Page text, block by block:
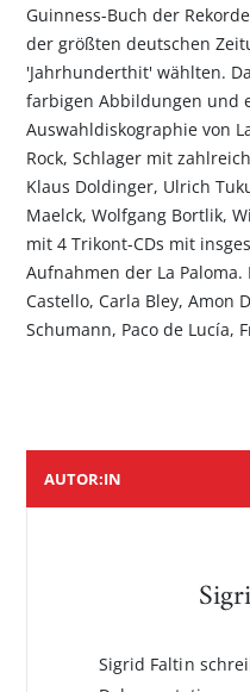
Guinness-Buch der
der größten deutschen
'Jahrhunderthit' wählten.
farbigen Abbildungen und
Auswahldiskographie von
Rock, Schlager mit
Klaus Doldinger, Ulrich
Maelck, Wolfgang Bortlik,
mit 4 Trikont-CDs mit
Aufnahmen der La
Castello, Carla Bley, Amon
Schumann, Paco de Lucía,
AUTOR:IN
Sigrid Faltin